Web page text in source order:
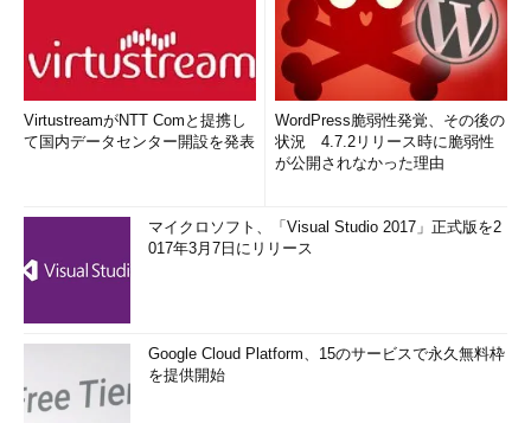
VirtustreamがNTT Comと提携し
て国内データセンター開設を発表
WordPress脆弱性発覚、その後の
状況 4.7.2リリース時に脆弱性
が公開されなかった理由
マイクロソフト、「Visual Studio 2017」正式版を2
017年3月7日にリリース
Google Cloud Platform、15のサービスで永久無料枠
を提供開始